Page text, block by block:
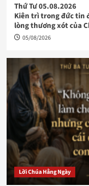
Thứ Tư 05.08.2026
Kiên trì trong đức tin
lòng thương xót của
05/08/2026
Lời Chúa Hằng Ngày